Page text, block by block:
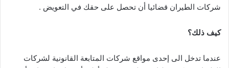
شركات الطيران قضائيا أن تحصل على حقك في التعويض .
كيف ذلك؟
عندما تدخل الى إحدى مواقع شركات المتابعة القانونية لشركات